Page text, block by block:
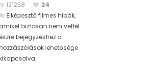
121268
24
Elképesztő filmes hibák,
amiket biztosan nem vettél
észre bejegyzéshez a
lehetősége